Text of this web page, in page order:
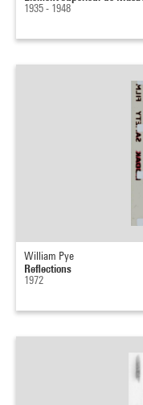
1935 - 1948
William Pye
Reflections
1972